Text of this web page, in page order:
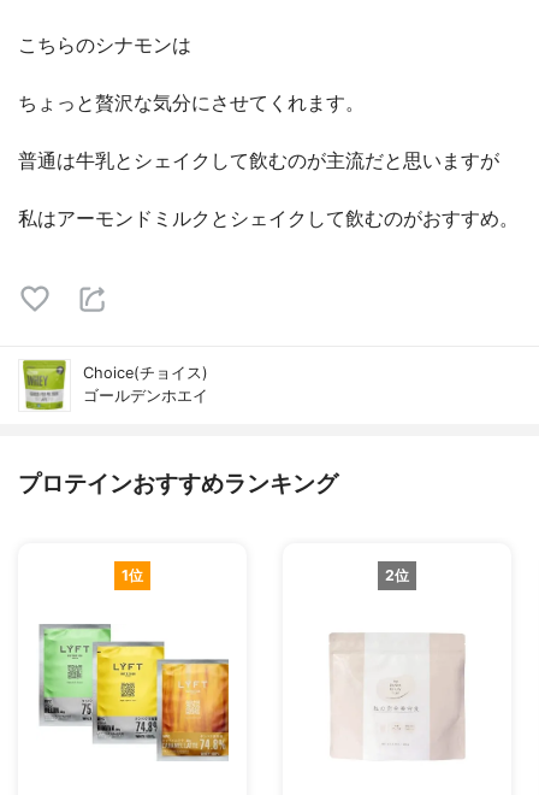
こちらのシナモンは
ちょっと贅沢な気分にさせてくれます。
普通は牛乳とシェイクして飲むのが主流だと思いますが
私はアーモンドミルクとシェイクして飲むのがおすすめ。
Choice(チョイス)
ゴールデンホエイ
プロテインおすすめランキング
1位 2位